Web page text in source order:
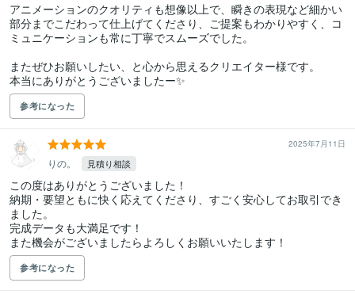
アニメーションのクオリティも想像以上で、瞬きの表現など細かい
部分までこだわって仕上げてくださり、ご提案もわかりやすく、コ
ミュニケーションも常に丁寧でスムーズでした。
またぜひお願いしたい、と心から思えるクリエイター様です。
本当にありがとうございましたー✨
参考になった
2025年7月11日
りの。 見積り相談
この度はありがとうございました！
納期・要望ともに快く応えてくださり、すごく安心してお取引でき
ました。
完成データも大満足です！
また機会がございましたらよろしくお願いいたします！
参考になった